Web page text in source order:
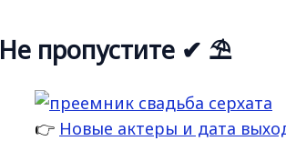
Не пропустите ✔ ⛱
👉 Новые актеры и дата